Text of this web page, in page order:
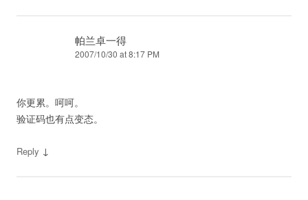
帕兰卓一得
2007/10/30 at 8:17 PM
你更累。呵呵。
验证码也有点变态。
Reply ↓